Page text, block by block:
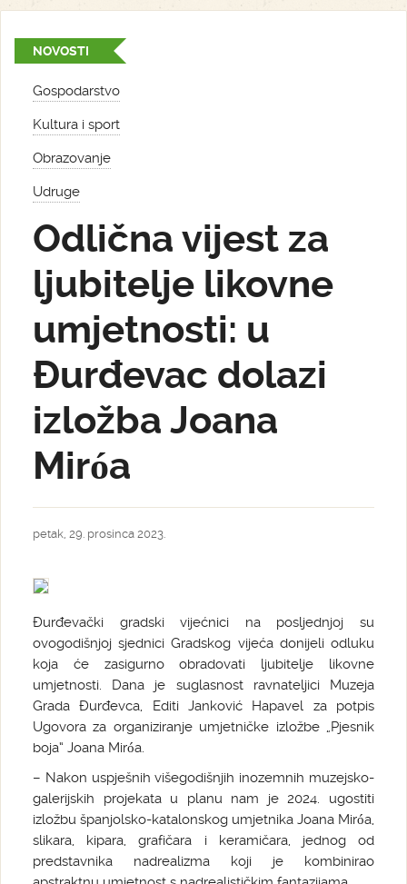
NOVOSTI
Gospodarstvo
Kultura i sport
Obrazovanje
Udruge
Odlična vijest za
ljubitelje likovne
umjetnosti: u
Đurđevac dolazi
izložba Joana
Miróa
petak, 29. prosinca 2023.
Đurđevački gradski vijećnici na posljednjoj su
ovogodišnjoj sjednici Gradskog vijeća donijeli odluku
koja će zasigurno obradovati ljubitelje likovne
umjetnosti. Dana je suglasnost ravnateljici Muzeja
Grada Đurđevca, Editi Janković Hapavel za potpis
Ugovora za organiziranje umjetničke izložbe „Pjesnik
boja“ Joana Miróa.
– Nakon uspješnih višegodišnjih inozemnih muzejsko-
galerijskih projekata u planu nam je 2024. ugostiti
izložbu španjolsko-katalonskog umjetnika Joana Miróa,
slikara, kipara, grafičara i keramičara, jednog od
predstavnika nadrealizma koji je kombinirao